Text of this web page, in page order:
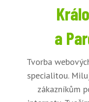
a
Tvorba
specialitou.
zákazníkům